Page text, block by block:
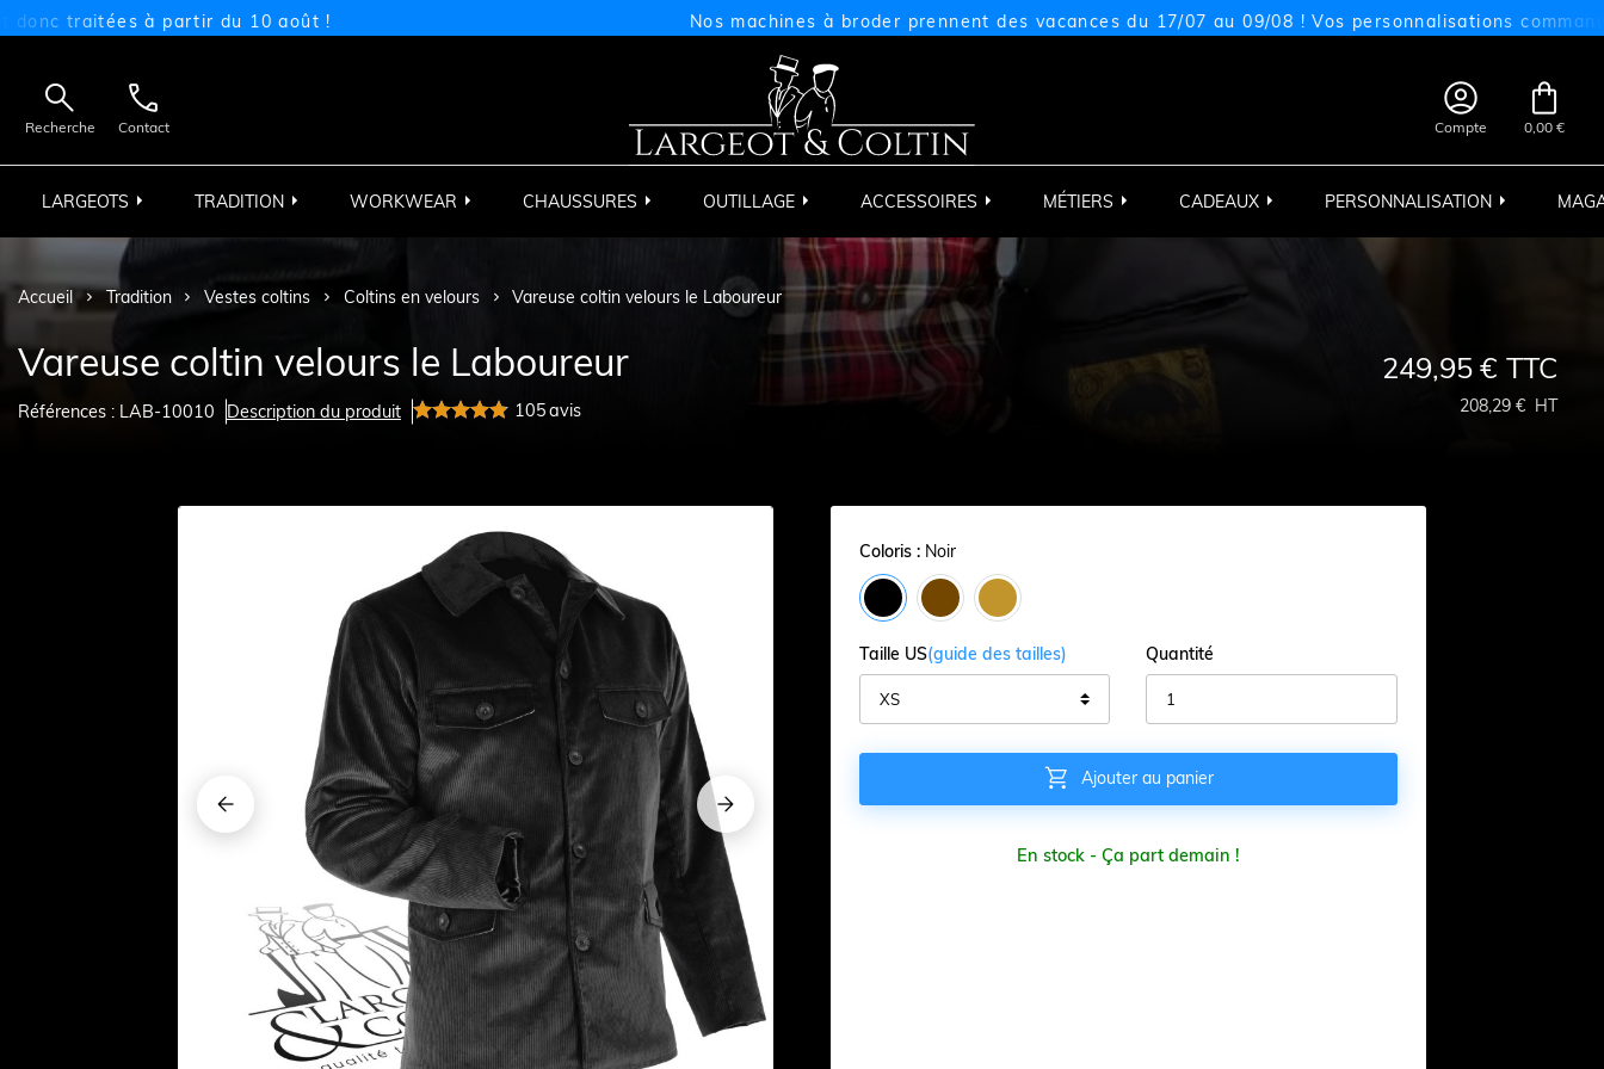
traitées à partir du 10 août ! Nos machines à broder prennent des vacances du 17/07 au 09/08 ! Vos personnalisations

Recherche

Contact

Compte

0,00 €
LARGEOTS TRADITION WORKWEAR CHAUSSURES OUTILLAGE ACCESSOIRES MÉTIERS CADEAUX PERSONNALISATION
Accueil Tradition Vestes coltins Coltins en velours Vareuse coltin velours le Laboureur
Vareuse coltin velours le Laboureur
Références : LAB-10010 Description du produit 105avis
249,95 € TTC
208,29 € HT
 
 
 
 
 
 
 
Coloris : Noir
Taille US(guide des tailles) Quantité
 Ajouter au panier
En stock - Ça part demain !